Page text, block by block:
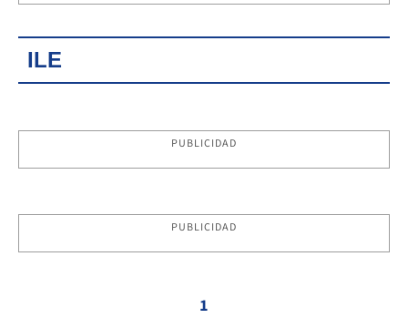
ILE
PUBLICIDAD
PUBLICIDAD
1